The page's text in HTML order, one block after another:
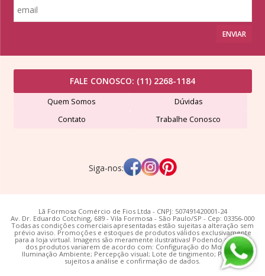
ENVIAR
FALE CONOSCO: (11) 2268-1184
Quem Somos
Dúvidas
Contato
Trabalhe Conosco
Siga-nos:
Lã Formosa Comércio de Fios Ltda - CNPJ: 507491420001-24
Av. Dr. Eduardo Cotching, 689 - Vila Formosa - São Paulo/SP - Cep: 03356-000
Todas as condições comerciais apresentadas estão sujeitas a alteração sem
prévio aviso. Promoções e estoques de produtos válidos exclusivamente
para a loja virtual. Imagens são meramente ilustrativas! Podendo as cores
dos produtos variarem de acordo com: Configuração do Monitor;
Iluminação Ambiente; Percepção visual; Lote de tingimento; Pedidos
sujeitos a análise e confirmação de dados.